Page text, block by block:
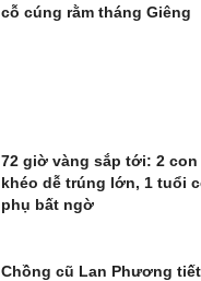
cỗ cúng rằm tháng Giêng
72 giờ vàng sắp tới: 2
khéo dễ trúng lớn, 1 tuổi
phụ bất ngờ
Chồng cũ Lan Phương